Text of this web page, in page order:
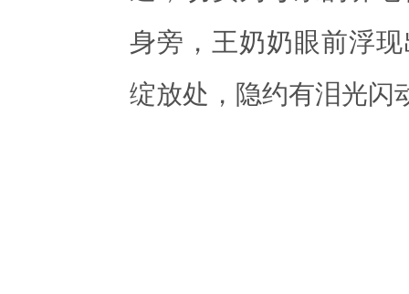
身旁，王奶奶眼前浮
绽放处，隐约有泪光闪